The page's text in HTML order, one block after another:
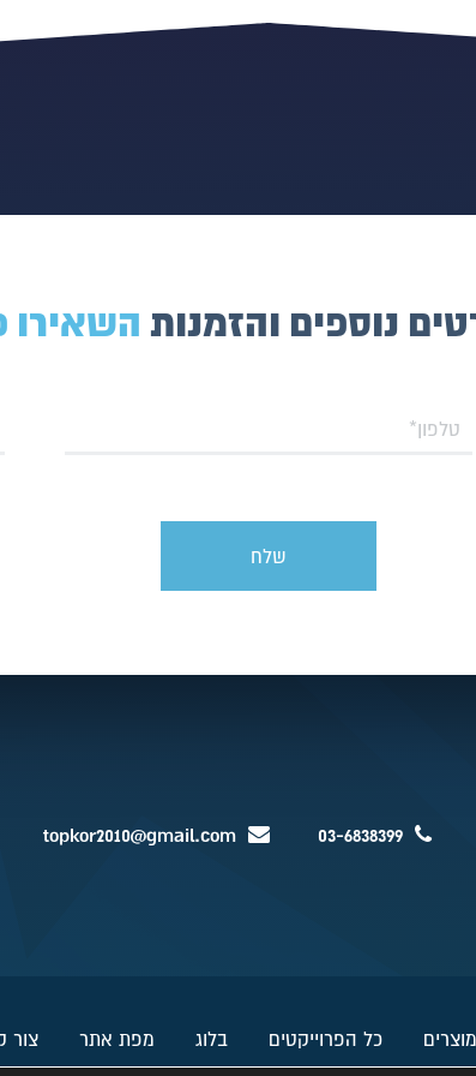
נוספים והזמנות השאירו
03-6838399
topkor2010@gmail.com
כל הפרוייקטים בלוג מפת אתר צור